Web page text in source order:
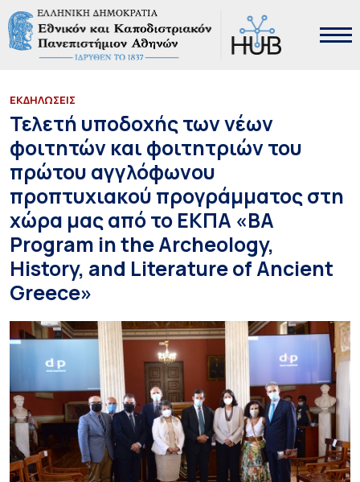
ΕΚΔΗΛΩΣΕΙΣ
Τελετή υποδοχής των νέων
φοιτητών και φοιτητριών του
πρώτου αγγλόφωνου
προπτυχιακού προγράμματος στη
χώρα μας από το ΕΚΠΑ «BA
Program in the Archeology,
History, and Literature of Ancient
Greece»